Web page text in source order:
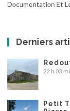
Documentation Et
Derniers
22 h 03
Petit